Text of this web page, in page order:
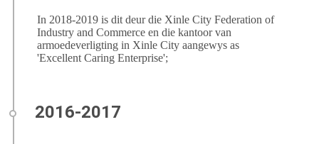
In 2018-2019 is dit deur die Xinle City Federation of
Industry and Commerce en die kantoor van
armoedeverligting in Xinle City aangewys as
'Excellent Caring Enterprise';